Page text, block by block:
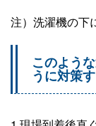
注）洗濯機の下
このよう
うに対策